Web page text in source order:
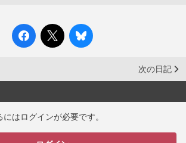
次の日記
はログインが必要です。